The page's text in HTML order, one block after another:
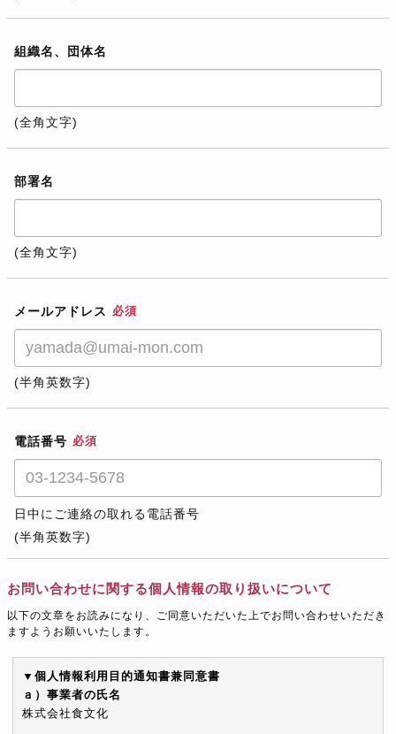
組織名、団体名
(全角文字)
部署名
(全角文字)
メールアドレス 必須
(半角英数字)
電話番号 必須
日中にご連絡の取れる電話番号
(半角英数字)
お問い合わせに関する個人情報の取り扱いについて
以下の文章をお読みになり、ご同意いただいた上でお問い合わせいただき
ますようお願いいたします。
▼個人情報利用目的通知書兼同意書
ａ）事業者の氏名
株式会社食文化